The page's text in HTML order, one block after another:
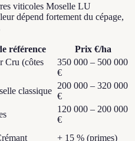
viticoles Moselle LU
dépend fortement du cépage,
référence
Prix €/ha
Cru (côtes
350 000 – 500 000
€
classique
200 000 – 320 000
€
120 000 – 200 000
€
+ 15 % (primes)